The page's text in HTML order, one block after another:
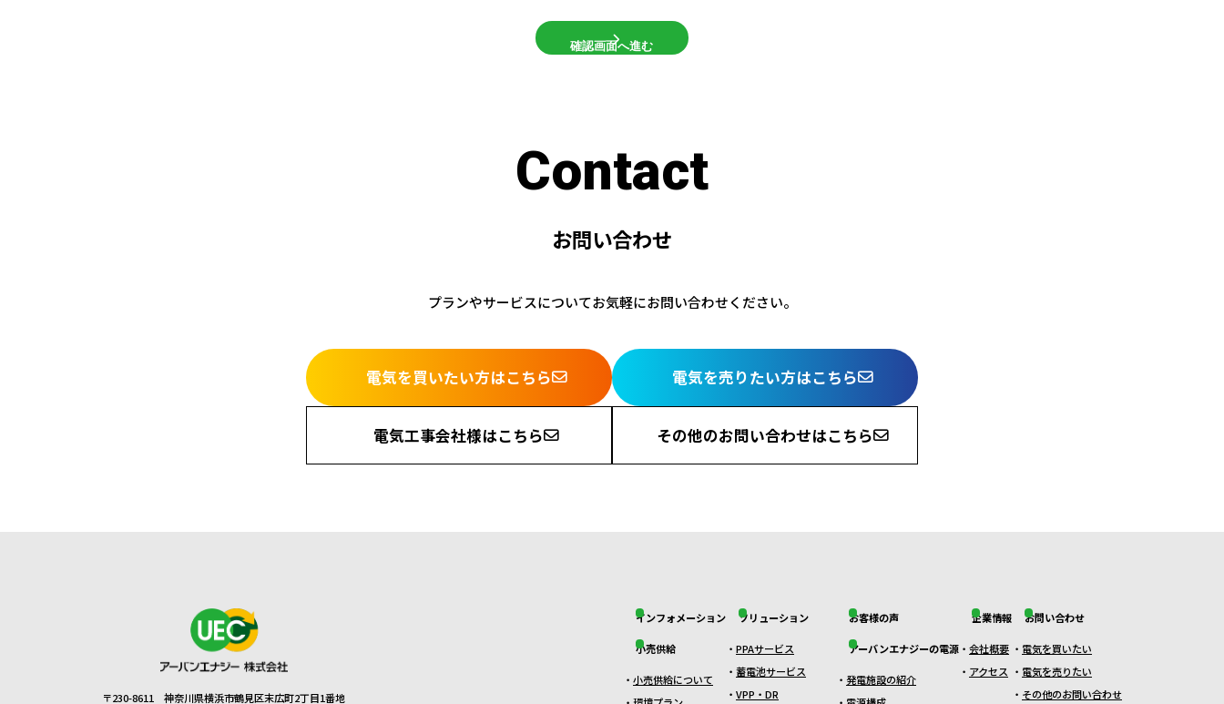
Contact
お問い合わせ
プランやサービスについてお気軽にお問い合わせください。
電気を買いたい方はこちら 電気を売りたい方はこちら
電気工事会社様はこちら その他のお問い合わせはこちら
〒230-8611 神奈川県横浜市鶴見区末広町2丁目1番地
インフォメーション
小売供給
小売供給について
ソリューション
PPAサービス
蓄電池サービス
VPP・DR
お客様の声
アーバンエナジーの電源
発電施設の紹介
企業情報
会社概要
アクセス
お問い合わせ
電気を買いたい
電気を売りたい
その他のお問い合わせ